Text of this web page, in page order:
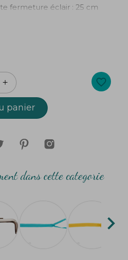
fermeture éclair : 25 cm
panier
favorite_border
dans cette categorie
